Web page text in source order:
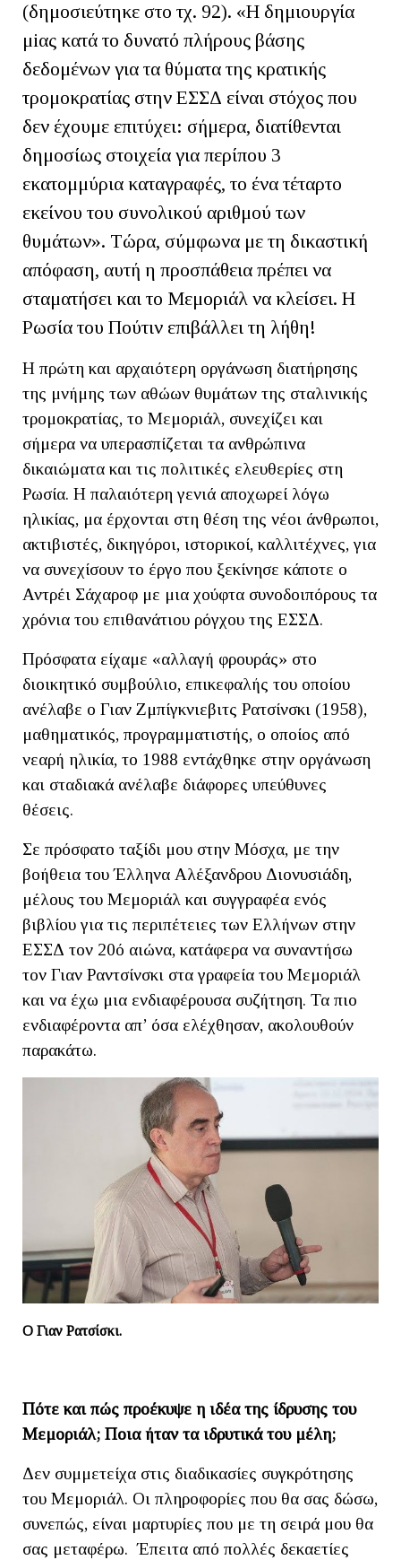
(δημοσιεύτηκε στο τχ. 92). «Η δημιουργία
μiας κατά το δυνατό πλήρους βάσης
δεδομένων για τα θύματα της κρατικής
τρομοκρατίας στην ΕΣΣΔ είναι στόχος που
δεν έχουμε επιτύχει: σήμερα, διατίθενται
δημοσίως στοιχεία για περίπου 3
εκατομμύρια καταγραφές, το ένα τέταρτο
εκείνου του συνολικού αριθμού των
θυμάτων». Τώρα, σύμφωνα με τη δικαστική
απόφαση, αυτή η προσπάθεια πρέπει να
σταματήσει και το Μεμοριάλ να κλείσει. Η
Ρωσία του Πούτιν επιβάλλει τη λήθη!
Η πρώτη και αρχαιότερη οργάνωση διατήρησης
της μνήμης των αθώων θυμάτων της σταλινικής
τρομοκρατίας, το Μεμοριάλ, συνεχίζει και
σήμερα να υπερασπίζεται τα ανθρώπινα
δικαιώματα και τις πολιτικές ελευθερίες στη
Ρωσία. Η παλαιότερη γενιά αποχωρεί λόγω
ηλικίας, μα έρχονται στη θέση της νέοι άνθρωποι,
ακτιβιστές, δικηγόροι, ιστορικοί, καλλιτέχνες, για
να συνεχίσουν το έργο που ξεκίνησε κάποτε ο
Αντρέι Σάχαροφ με μια χούφτα συνοδοιπόρους τα
χρόνια του επιθανάτιου ρόγχου της ΕΣΣΔ.
Πρόσφατα είχαμε «αλλαγή φρουράς» στο
διοικητικό συμβούλιο, επικεφαλής του οποίου
ανέλαβε ο Γιαν Ζμπίγκνιεβιτς Ρατσίνσκι (1958),
μαθηματικός, προγραμματιστής, ο οποίος από
νεαρή ηλικία, το 1988 εντάχθηκε στην οργάνωση
και σταδιακά ανέλαβε διάφορες υπεύθυνες
θέσεις.
Σε πρόσφατο ταξίδι μου στην Μόσχα, με την
βοήθεια του Έλληνα Αλέξανδρου Διονυσιάδη,
μέλους του Μεμοριάλ και συγγραφέα ενός
βιβλίου για τις περιπέτειες των Ελλήνων στην
ΕΣΣΔ τον 20ό αιώνα, κατάφερα να συναντήσω
τον Γιαν Ραντσίνσκι στα γραφεία του Μεμοριάλ
και να έχω μια ενδιαφέρουσα συζήτηση. Τα πιο
ενδιαφέροντα απ’ όσα ελέχθησαν, ακολουθούν
παρακάτω.
O Γιαν Ρατσίσκι.
Πότε και πώς προέκυψε η ιδέα της ίδρυσης του
Μεμοριάλ; Ποια ήταν τα ιδρυτικά του μέλη;
Δεν συμμετείχα στις διαδικασίες συγκρότησης
του Μεμοριάλ. Οι πληροφορίες που θα σας δώσω,
συνεπώς, είναι μαρτυρίες που με τη σειρά μου θα
σας μεταφέρω. Έπειτα από πολλές δεκαετίες